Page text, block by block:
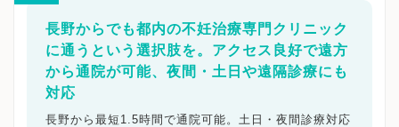
長野からでも都内の不妊治療専門クリニック
に通うという選択肢を。アクセス良好で遠方
から通院が可能、夜間・土日や遠隔診療にも
対応
長野から最短1.5時間で通院可能。土日・夜間診療対応